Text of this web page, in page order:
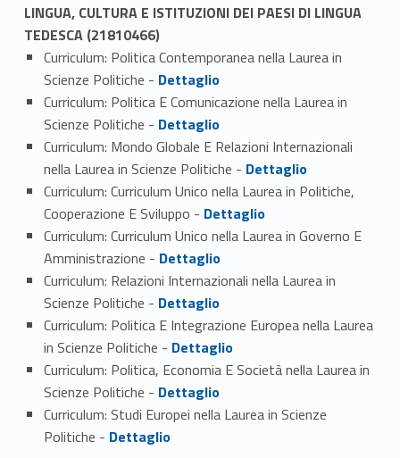
LINGUA, CULTURA E ISTITUZIONI DEI PAESI DI LINGUA
TEDESCA (21810466)
Curriculum: Politica Contemporanea nella Laurea in
Scienze Politiche - Link identifier #identifier_person_101620-1
Dettaglio
Curriculum: Politica E Comunicazione nella Laurea in
Scienze Politiche - Link identifier #identifier_person_153946-2
Dettaglio
Curriculum: Mondo Globale E Relazioni Internazionali
nella Laurea in Scienze Politiche - Link identifier #identifier_person_18392-3
Dettaglio
Curriculum: Curriculum Unico nella Laurea in Politiche,
Cooperazione E Sviluppo - Link identifier #identifier_person_195286-4
Dettaglio
Curriculum: Curriculum Unico nella Laurea in Governo E
Amministrazione - Link identifier #identifier_person_36745-5
Dettaglio
Curriculum: Relazioni Internazionali nella Laurea in
Scienze Politiche - Link identifier #identifier_person_65691-6
Dettaglio
Curriculum: Politica E Integrazione Europea nella Laurea
in Scienze Politiche - Link identifier #identifier_person_91720-7
Dettaglio
Curriculum: Politica, Economia E Società nella Laurea in
Scienze Politiche - Link identifier #identifier_person_193678-8
Dettaglio
Curriculum: Studi Europei nella Laurea in Scienze
Politiche - Link identifier #identifier_person_67249-9
Dettaglio